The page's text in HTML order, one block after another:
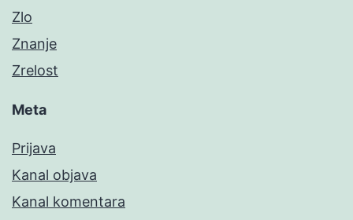
Zlo
Znanje
Zrelost
Meta
Prijava
Kanal objava
Kanal komentara